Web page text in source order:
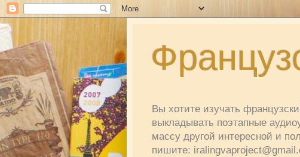
Вы хотите изучать
выкладывать поэтапные
массу другой интересной и
пишите: